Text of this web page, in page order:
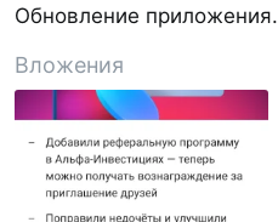
Обновление приложения.
Вложения